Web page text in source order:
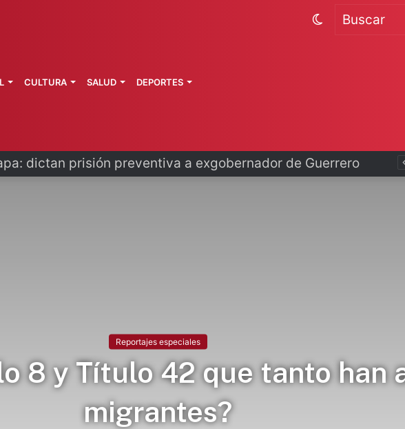
se disculpa tras polémico plan de FIFA
CULTURA SALUD DEPORTES
Switch
Reportajes especiales
8 y Título 42 que tanto han
migrantes?